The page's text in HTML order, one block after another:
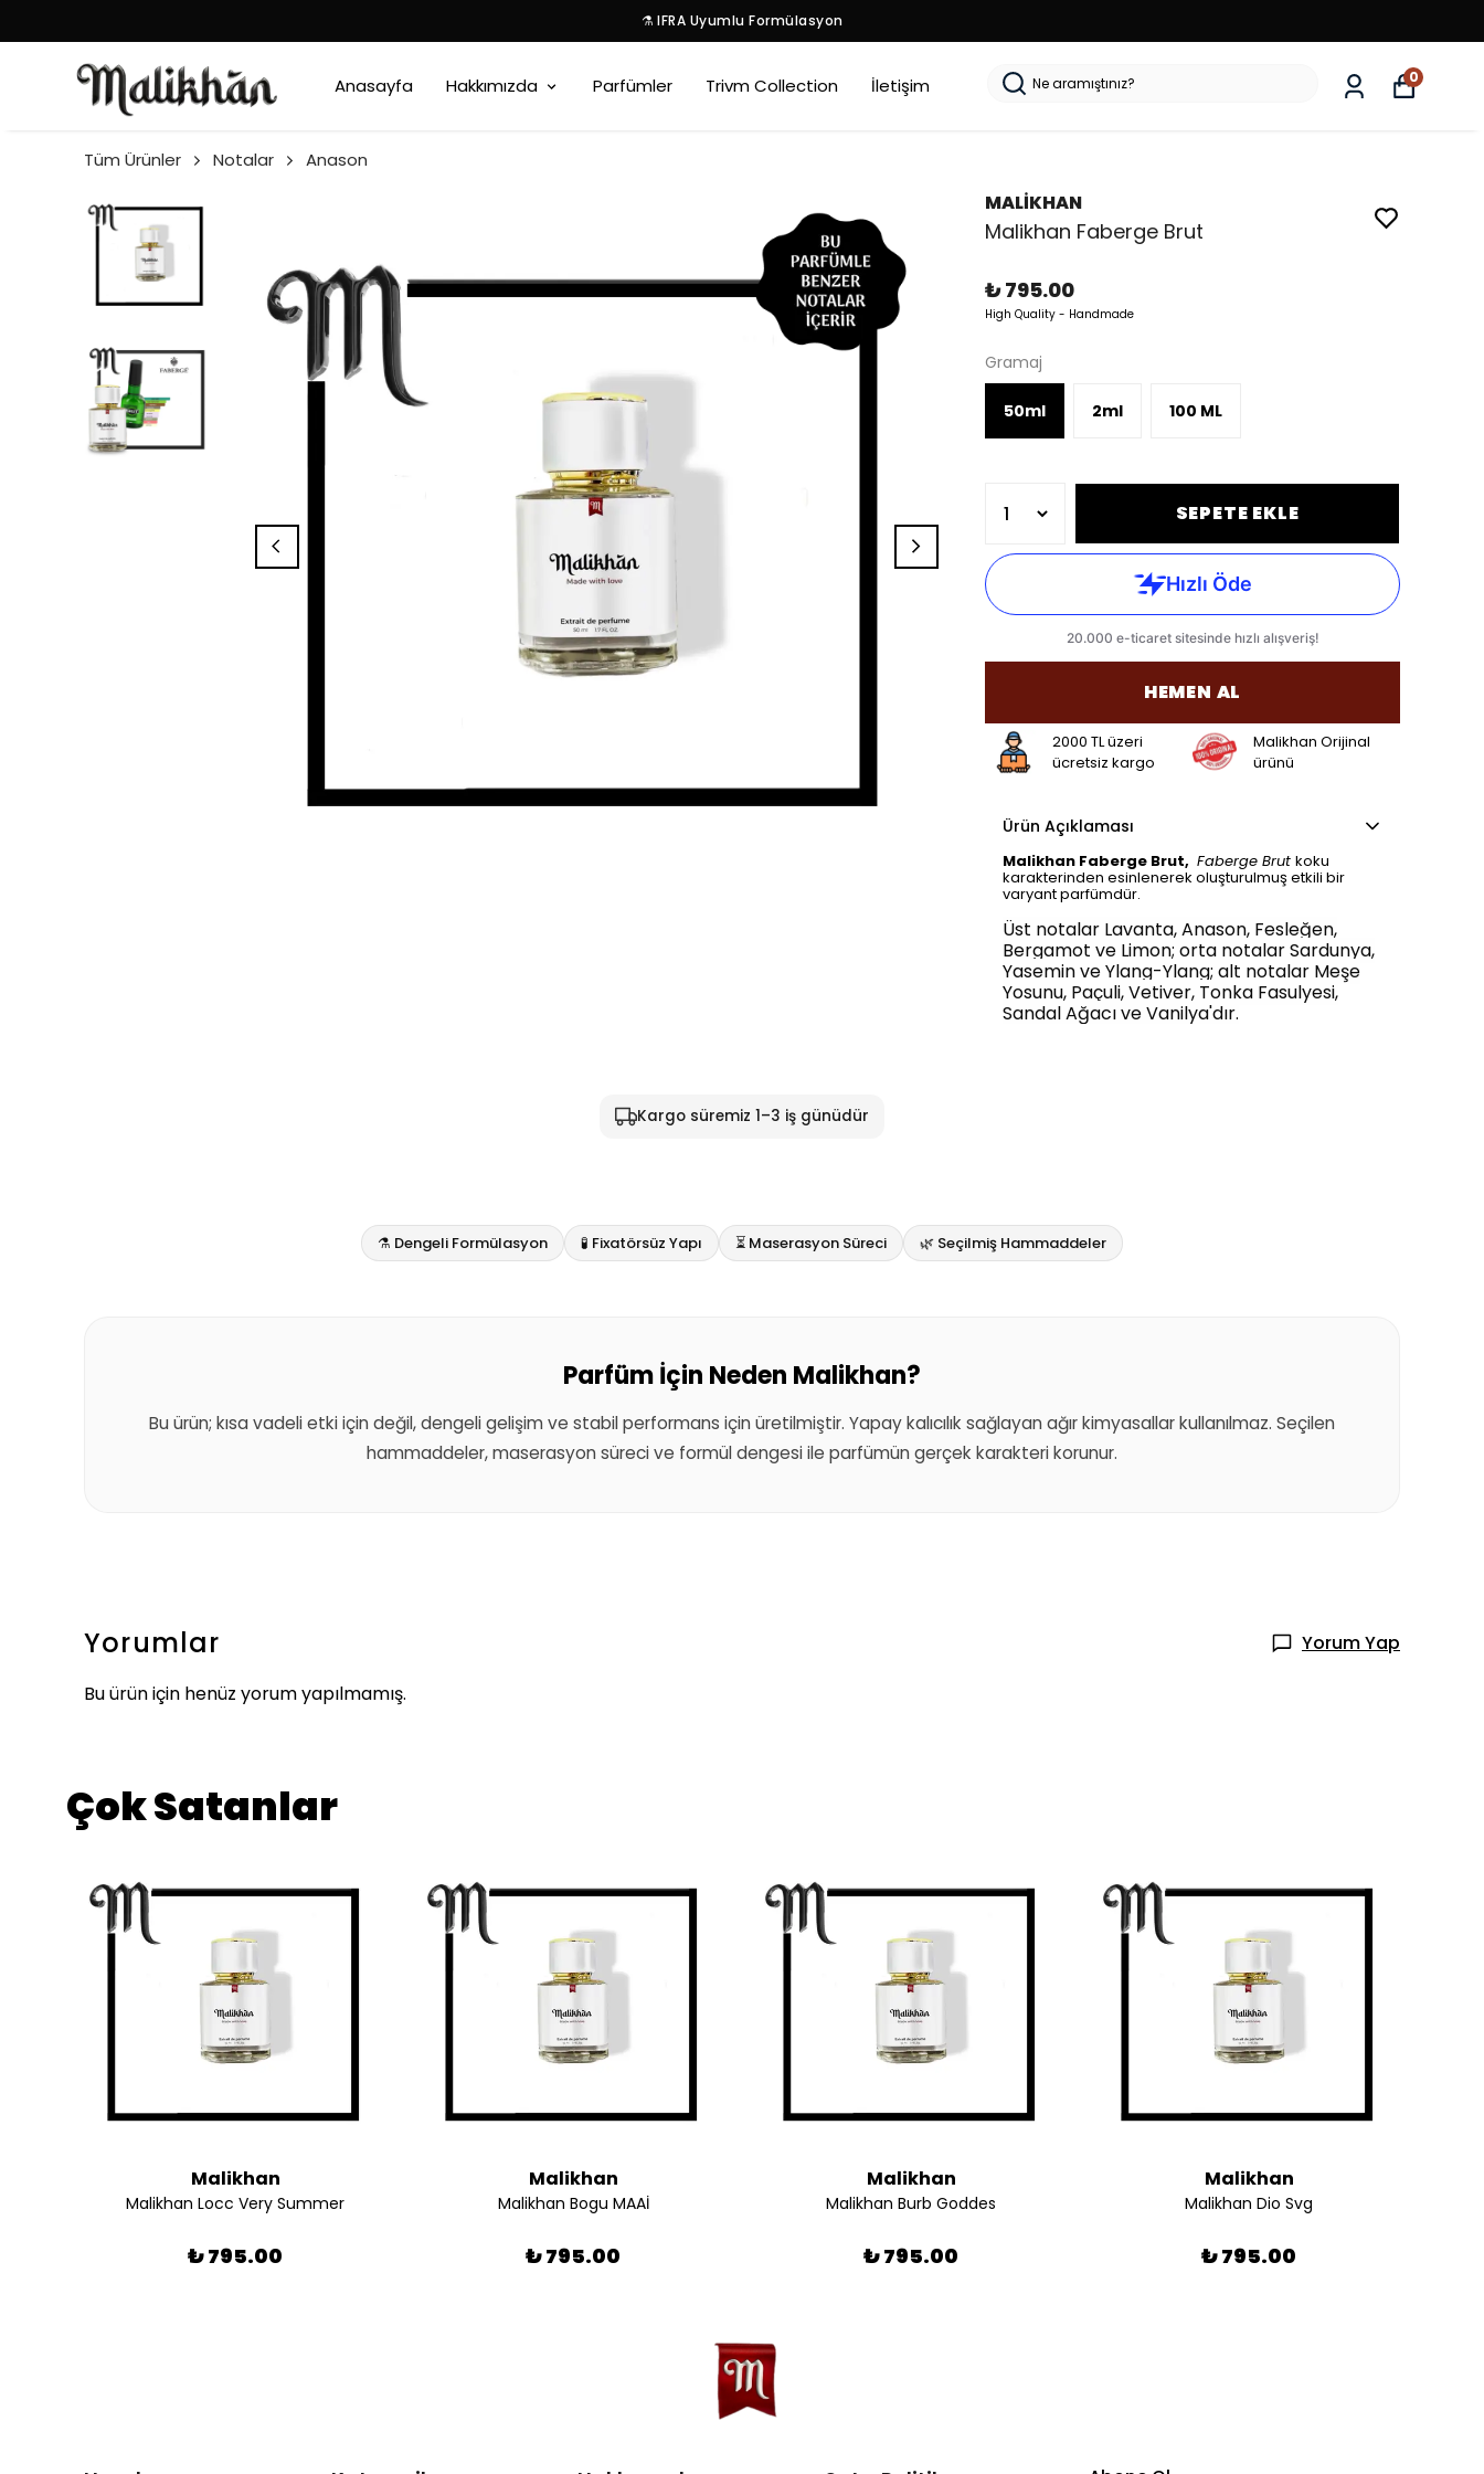
⚗️ IFRA Uyumlu Formülasyon
Anasayfa Hakkımızda Parfümler Trivm Collection İletişim 0
Tüm Ürünler Notalar Anason
MALİKHAN
Malikhan Faberge Brut
₺ 795.00
High Quality - Handmade
Gramaj
50ml 2ml 100 ML
SEPETE EKLE
HEMEN AL
2000 TL üzeri
ücretsiz kargo
Malikhan Orijinal
ürünü
Ürün Açıklaması
Malikhan Faberge Brut, Faberge Brut koku
karakterinden esinlenerek oluşturulmuş etkili bir
varyant parfümdür.
Üst notalar Lavanta, Anason, Fesleğen,
Bergamot ve Limon; orta notalar Sardunya,
Yasemin ve Ylang-Ylang; alt notalar Meşe
Yosunu, Paçuli, Vetiver, Tonka Fasulyesi,
Sandal Ağacı ve Vanilya'dır.
Kargo süremiz 1–3 iş günüdür
⚗️ Dengeli Formülasyon 🧪 Fixatörsüz Yapı ⏳ Maserasyon Süreci 🌿 Seçilmiş Hammaddeler
Parfüm İçin Neden Malikhan?
Bu ürün; kısa vadeli etki için değil, dengeli gelişim ve stabil performans için üretilmiştir. Yapay kalıcılık sağlayan ağır kimyasallar kullanılmaz. Seçilen
hammaddeler, maserasyon süreci ve formül dengesi ile parfümün gerçek karakteri korunur.
Yorumlar
Yorum Yap
Bu ürün için henüz yorum yapılmamış.
Çok Satanlar
Malikhan
Malikhan Locc Very Summer
₺ 795.00
Malikhan
Malikhan Bogu MAAİ
₺ 795.00
Malikhan
Malikhan Burb Goddes
₺ 795.00
Malikhan
Malikhan Dio Svg
₺ 795.00